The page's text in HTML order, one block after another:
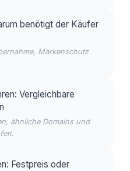
benötigt der Käufer
Markenschutz
Vergleichbare
ähnliche Domains und
Festpreis oder